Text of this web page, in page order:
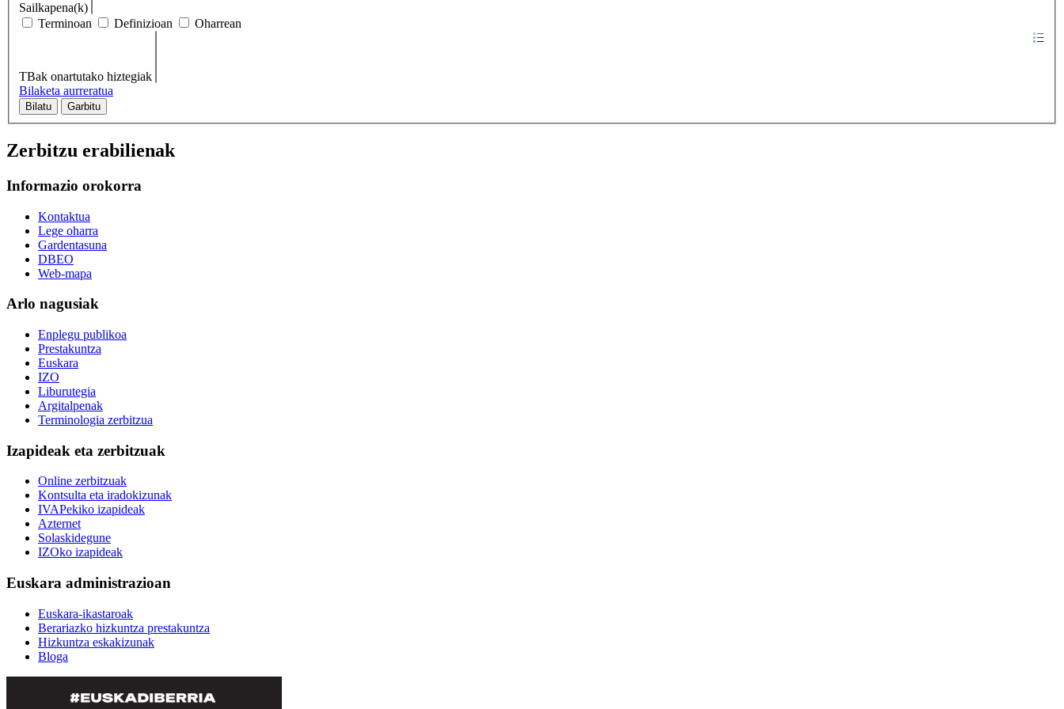
Sailkapena(k)
Terminoan
Definizioan Oharrean
TBak onartutako hiztegiak
Bilaketa aurreratua
Bilatu Garbitu
Zerbitzu erabilienak
Informazio orokorra
Kontaktua
Lege oharra
Gardentasuna
DBEO
Web-mapa
Arlo nagusiak
Enplegu publikoa
Prestakuntza
Euskara
IZO
Liburutegia
Argitalpenak
Terminologia zerbitzua
Izapideak eta zerbitzuak
Online zerbitzuak
Kontsulta eta iradokizunak
IVAPekiko izapideak
Azternet
Solaskidegune
IZOko izapideak
Euskara administrazioan
Euskara-ikastaroak
Berariazko hizkuntza prestakuntza
Hizkuntza eskakizunak
Bloga